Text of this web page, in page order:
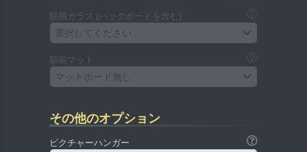
額用ガラス (バックボードを含む)
選択してください
額装マット
マットボード無し
その他のオプション
ピクチャーハンガー